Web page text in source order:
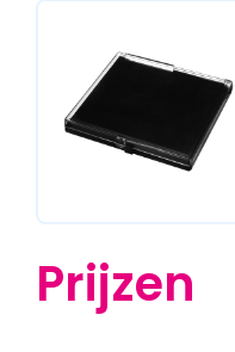
Prijzen